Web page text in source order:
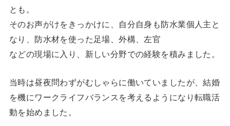
とも。
そのお声がけをきっかけに、自分自身も防水業個人主と
なり、防水材を使った足場、外構、左官
などの現場に入り、新しい分野での経験を積みました。
当時は昼夜問わずがむしゃらに働いていましたが、結婚
を機にワークライフバランスを考えるようになり転職活
動を始めました。